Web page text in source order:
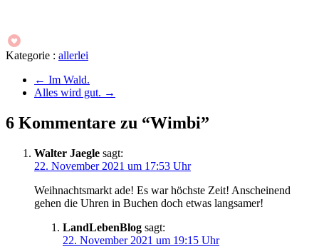
Kategorie : allerlei
← Im Wald.
Alles wird gut. →
6 Kommentare zu “Wimbi”
Walter Jaegle sagt:
22. November 2021 um 17:53 Uhr
Weihnachtsmarkt ade! Es war höchste Zeit! Anscheinend
gehen die Uhren in Buchen doch etwas langsamer!
LandLebenBlog sagt:
22. November 2021 um 19:15 Uhr